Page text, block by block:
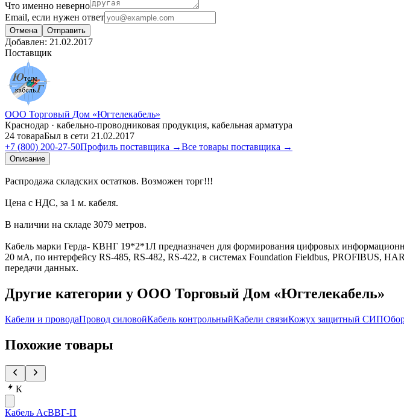
Что именно неверно
Email, если нужен ответ
Отмена Отправить
Добавлен: 21.02.2017
Поставщик
ООО Торговый Дом «Югтелекабель»
Краснодар · кабельно-проводниковая продукция, кабельная арматура
24 товараБыл в сети 21.02.2017
+7 (800) 200-27-50Профиль поставщика →Все товары поставщика →
Описание
Распродажа складских остатков. Возможен торг!!!
Цена с НДС, за 1 м. кабеля.
В наличии на складе 3079 метров.
Кабель марки Герда- КВНГ 19*2*1Л предназначен для формирования цифровых
20 мА, по интерфейсу RS-485, RS-482, RS-422, в системах Foundation Fieldbus, PROFIBUS,
передачи данных.
Другие категории у ООО Торговый Дом «Югтелекабель»
Кабели и проводаПровод силовойКабель контрольныйКабели связиКожух защитный СИП
Похожие товары
К
Кабель АсВВГ-П